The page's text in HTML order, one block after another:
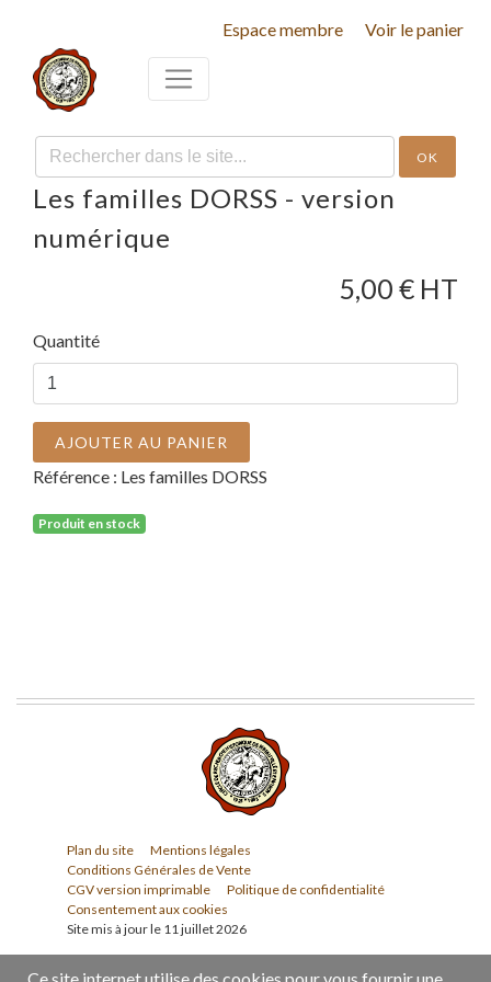
Espace membre Voir le panier
OK
Les familles DORSS - version
numérique
5,00 € HT
Quantité
AJOUTER AU PANIER
Référence : Les familles DORSS
Produit en stock
Plan du site
Mentions légales
Conditions Générales de Vente
CGV version imprimable
Politique de confidentialité
Consentement aux cookies
Site mis à jour le 11 juillet 2026